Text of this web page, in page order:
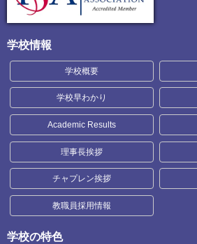
学校情報
学校概要
学校早わかり
Academic Results
理事長挨拶
チャプレン挨拶
教職員採用情報
学校の特色